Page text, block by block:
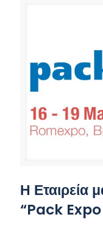
Η Εταιρεία
“Pack